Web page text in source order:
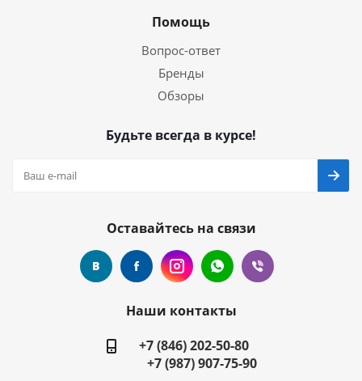
Помощь
Вопрос-ответ
Бренды
Обзоры
Будьте всегда в курсе!
Оставайтесь на связи
Наши контакты
+7 (846) 202-50-80
+7 (987) 907-75-90